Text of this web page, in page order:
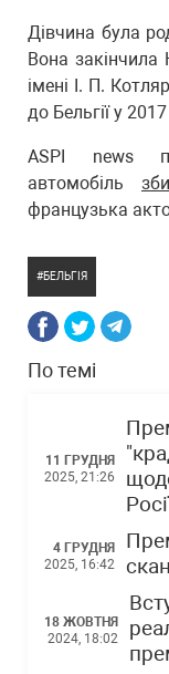
Дівчина була
Вона закінчила
імені І. П.
до Бельгії у 2017
ASPI news
автомобіль
французька
БЕЛЬГІЯ
По темі
11 ГРУДНЯ
2025, 21:26
4 ГРУДНЯ
2025, 16:42
18 ЖОВТНЯ
2024, 18:02